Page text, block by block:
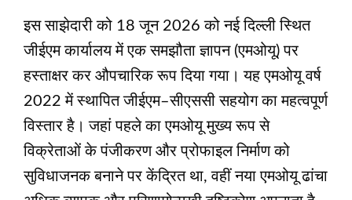
इस साझेदारी को 18 जून 2026 को नई दिल्ली स्थित
जीईएम कार्यालय में एक समझौता ज्ञापन (एमओयू) पर
हस्ताक्षर कर औपचारिक रूप दिया गया। यह एमओयू वर्ष
2022 में स्थापित जीईएम–सीएससी सहयोग का महत्वपूर्ण
विस्तार है। जहां पहले का एमओयू मुख्य रूप से
विक्रेताओं के पंजीकरण और प्रोफाइल निर्माण को
सुविधाजनक बनाने पर केंद्रित था, वहीं नया एमओयू ढांचा